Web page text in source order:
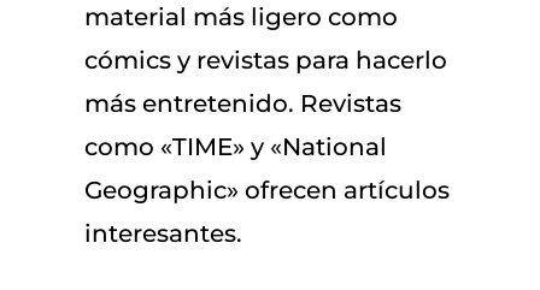
material más ligero como
cómics y revistas para hacerlo
más entretenido. Revistas
como «TIME» y «National
Geographic» ofrecen artículos
interesantes.